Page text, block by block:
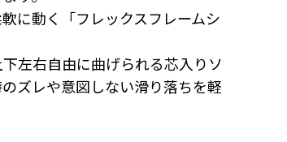
に動く「フレックスフレームシ
左右自由に曲げられる芯入りソ
ズレや意図しない滑り落ちを軽